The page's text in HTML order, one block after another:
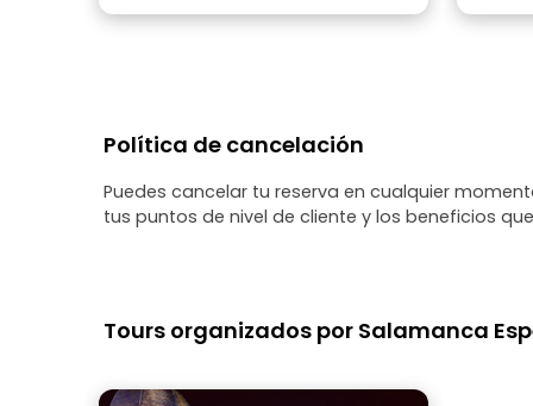
Política de cancelación
Puedes cancelar tu reserva en cualquier
tus puntos de nivel de cliente y los beneficios
Tours organizados por Salamanca